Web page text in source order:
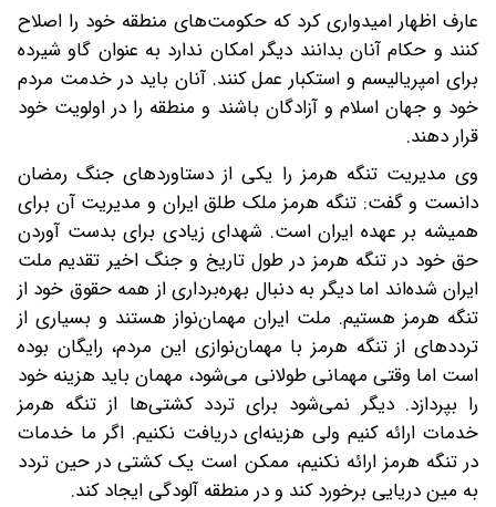
عارف اظهار امیدواری کرد که حکومت‌های منطقه خود را اصلاح
کنند و حکام آنان بدانند دیگر امکان ندارد به عنوان گاو شیرده
برای امپریالیسم و استکبار عمل کنند. آنان باید در خدمت مردم
خود و جهان اسلام و آزادگان باشند و منطقه را در اولویت خود
قرار دهند.
وی مدیریت تنگه هرمز را یکی از دستاوردهای جنگ رمضان
دانست و گفت: تنگه هرمز ملک طلق ایران و مدیریت آن برای
همیشه بر عهده ایران است. شهدای زیادی برای بدست آوردن
حق خود در تنگه هرمز در طول تاریخ و جنگ اخیر تقدیم ملت
ایران شده‌اند اما دیگر به دنبال بهره‌برداری از همه حقوق خود از
تنگه هرمز هستیم. ملت ایران مهمان‌نواز هستند و بسیاری از
ترددهای از تنگه‌ هرمز با مهمان‌نوازی این مردم، رایگان بوده
است اما وقتی مهمانی طولانی می‌شود، مهمان باید هزینه خود
را بپردازد.‌ دیگر نمی‌شود برای تردد کشتی‌ها از تنگه هرمز
خدمات ارائه کنیم ولی هزینه‌ای دریافت نکنیم. اگر ما خدمات
در تنگه هرمز ارائه نکنیم، ممکن است یک کشتی در حین تردد
به مین دریایی برخورد کند و در منطقه آلودگی ایجاد کند.